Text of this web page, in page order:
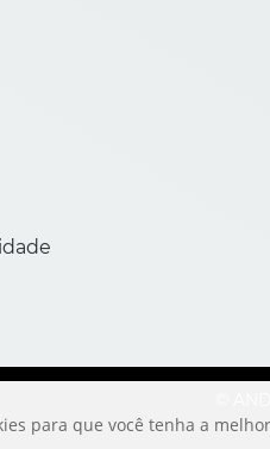
para que você tenha a